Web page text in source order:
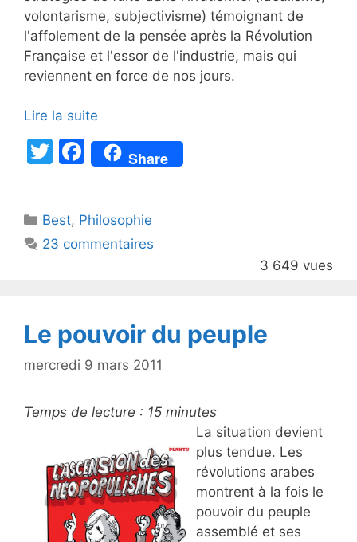
volontarisme, subjectivisme) témoignant de
l'affolement de la pensée après la Révolution
Française et l'essor de l'industrie, mais qui
reviennent en force de nos jours.
Lire la suite
T
er
F
a
e
b
k
Share
Catégories
Best, Philosophie
23 commentaires
3 649 vues
Le pouvoir du peuple
mercredi 9 mars 2011
Temps de lecture : 15 minutes
La situation devient
plus tendue. Les
révolutions arabes
montrent à la fois le
pouvoir du peuple
assemblé et ses